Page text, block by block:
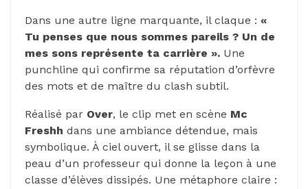
Dans une autre ligne marquante, il claque : «
Tu penses que nous sommes pareils ? Un de
mes sons représente ta carrière ». Une
punchline qui confirme sa réputation d’orfèvre
des mots et de maître du clash subtil.
Réalisé par Over, le clip met en scène Mc
Freshh dans une ambiance détendue, mais
symbolique. À ciel ouvert, il se glisse dans la
peau d’un professeur qui donne la leçon à une
classe d’élèves dissipés. Une métaphore claire :